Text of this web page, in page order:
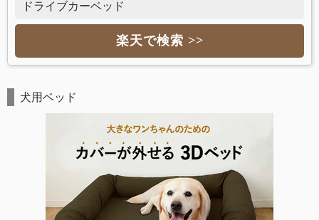
ドライブカーベッド
楽天で検索 >>
犬用ベッド